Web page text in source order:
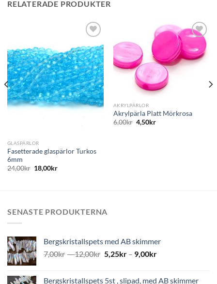
RELATERADE PRODUKTER
Lägg
till i
önskelistan
GLASPÄRLOR
Fasetterade glaspärlor Turkos
6mm
24,00kr 18,00kr
Lägg
till i
önskelistan
AKRYLPÄRLOR
Akrylpärla Platt Mörkrosa
6,00kr 4,50kr
SENASTE PRODUKTERNA
Bergskristallspets med AB skimmer
7,00kr –12,00kr 5,25kr– 9,00kr
Bergskristallspets 5st , slipad, med AB skimmer